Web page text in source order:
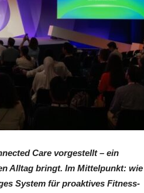
Care vorgestellt – ein
Alltag bringt. Im Mittelpunkt: wie
System für proaktives Fitness-